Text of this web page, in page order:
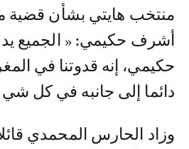
منتخب هايتي بشأن قضية
أشرف حكيمي: « الجميع
حكيمي، إنه قدوتنا في
دائما إلى جانبه في كل
وزاد الحارس المحمدي